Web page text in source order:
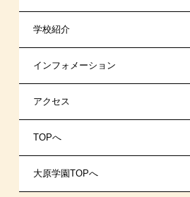
日本学生支援機構の奨学金
国の教育ローン
提携教育ローン
試験による特待生制度
資格・クラブ活動による特待生制度
一般入学
AO入学
指定校推薦入学
特別推薦入学
推薦入学
学校紹介
在校生からあなたへ
夢を叶えた先輩たち
施設・研修所
学生マンションのご案内
インフォメーション
お知らせ・新着情報
在校生へのお知らせ
各種証明書の発行ご希望の方
アクセス
TOPへ
大原学園TOPへ